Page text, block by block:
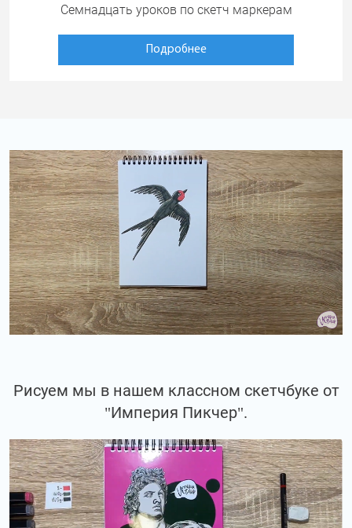
Семнадцать уроков по скетч маркерам
Подробнее
Рисуем мы в нашем классном скетчбуке от
"Империя Пикчер".